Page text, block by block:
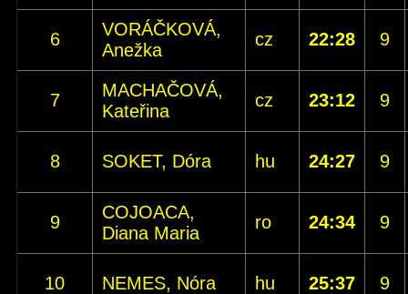
6
VORÁČKOVÁ,
Anežka
cz 22:28 9
7
MACHAČOVÁ,
Kateřina
cz 23:12 9
8 SOKET, Dóra hu 24:27 9
9
COJOACA,
Diana Maria
ro 24:34 9
10 NEMES, Nóra hu 25:37 9